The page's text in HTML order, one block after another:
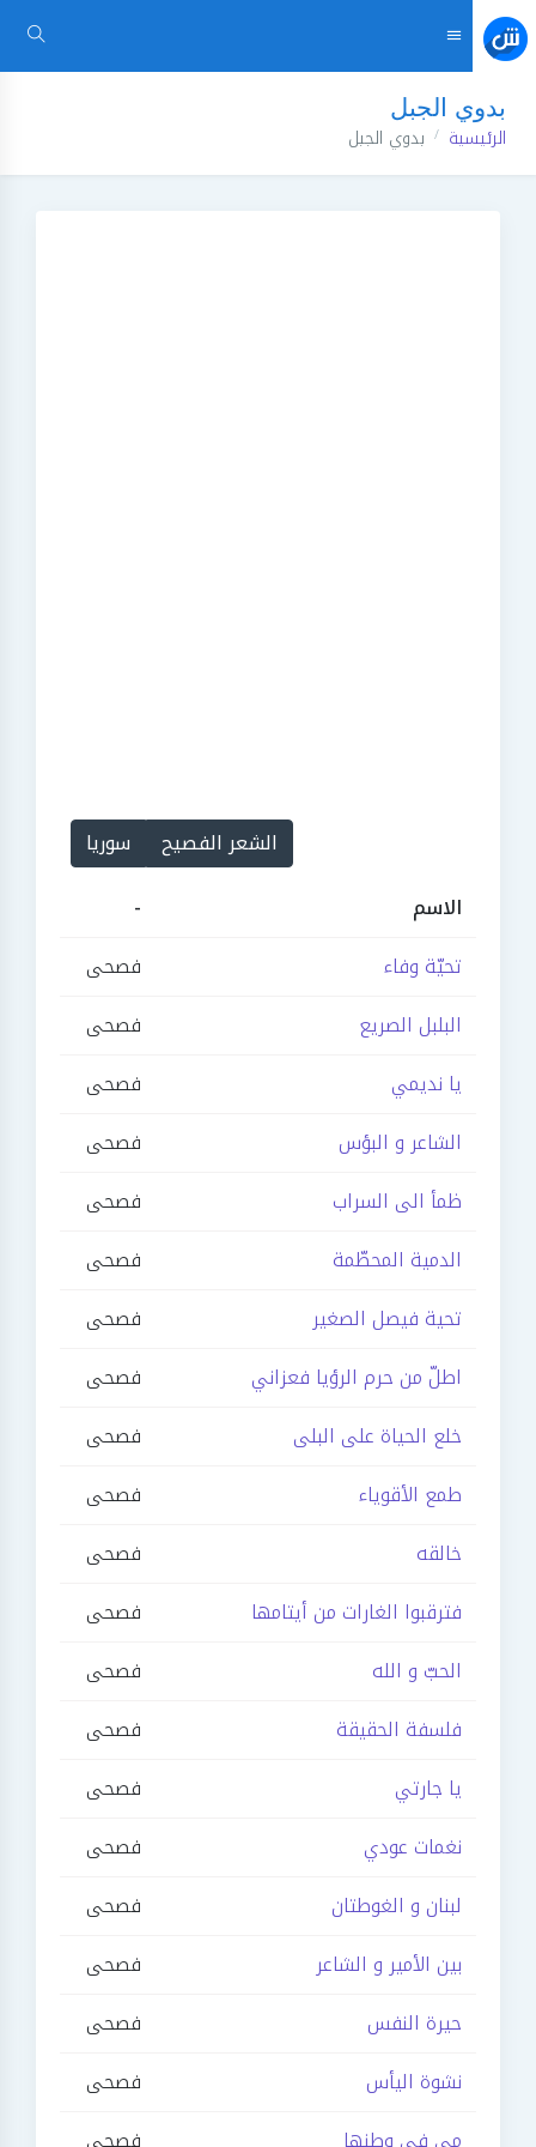
بدوي الجبل
الرئيسية بدوي الجبل
الشعر الفصيح
سوريا
الاسم
-
تحيّة وفاء
فصحى
البلبل الصريع
فصحى
يا نديمي
فصحى
الشاعر و البؤس
فصحى
ظمأ الى السراب
فصحى
الدمية المحطّمة
فصحى
تحية فيصل الصغير
فصحى
اطلّ من حرم الرؤيا فعزاني
فصحى
خلع الحياة على البلى
فصحى
طمع الأقوياء
فصحى
خالقه
فصحى
فترقبوا الغارات من أيتامها
فصحى
الحبّ و الله
فصحى
فلسفة الحقيقة
فصحى
يا جارتي
فصحى
نغمات عودي
فصحى
لبنان و الغوطتان
فصحى
بين الأمير و الشاعر
فصحى
حيرة النفس
فصحى
نشوة اليأس
فصحى